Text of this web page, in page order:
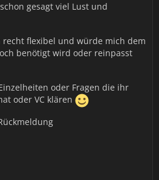
gesagt viel Lust und
flexibel und würde mich dem
benötigt wird oder reinpasst
oder Fragen die ihr
oder VC klären